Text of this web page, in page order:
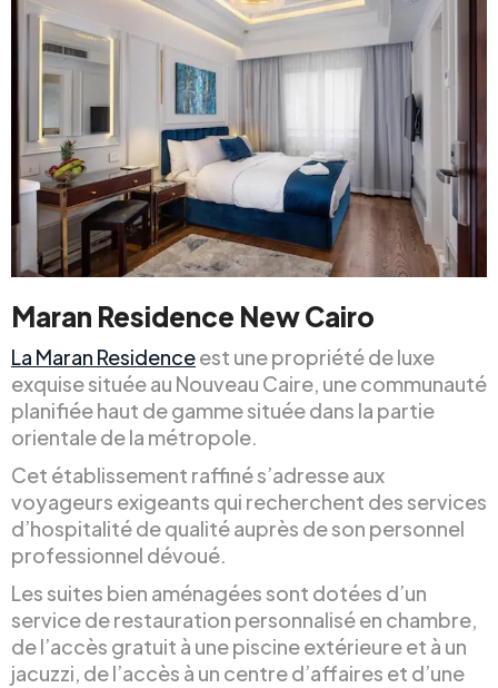
Maran Residence New Cairo
La Maran Residenceest une propriété de luxe
exquise située au Nouveau Caire, une communauté
planifiée haut de gamme située dans la partie
orientale de la métropole.
Cet établissement raffiné s’adresse aux
voyageurs exigeants qui recherchent des services
d’hospitalité de qualité auprès de son personnel
professionnel dévoué.
Les suites bien aménagées sont dotées d’un
service de restauration personnalisé en chambre,
de l’accès gratuit à une piscine extérieure et à un
jacuzzi, de l’accès à un centre d’affaires et d’une